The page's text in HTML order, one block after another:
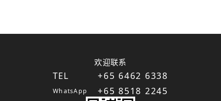
欢迎联系
TEL
WhatsApp
+65 6462 6338
+65 8518 2245